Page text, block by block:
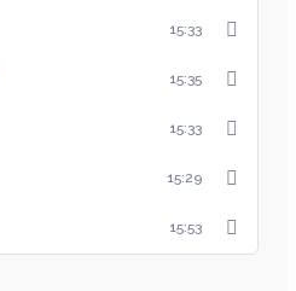
15:33
15:35
15:33
15:29
15:53